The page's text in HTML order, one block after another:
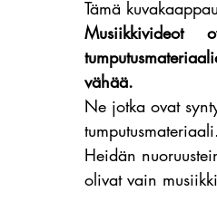
Tämä
Musiikkivideot
vähää.
Ne jotka ovat
tumputusmateriaali.
Heidän
olivat vain